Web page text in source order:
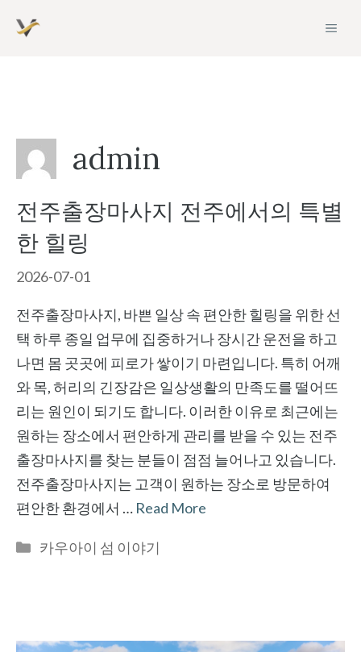
admin
전주출장마사지 전주에서의 특별
한 힐링
2026-07-01
전주출장마사지, 바쁜 일상 속 편안한 힐링을 위한 선
택 하루 종일 업무에 집중하거나 장시간 운전을 하고
나면 몸 곳곳에 피로가 쌓이기 마련입니다. 특히 어깨
와 목, 허리의 긴장감은 일상생활의 만족도를 떨어뜨
리는 원인이 되기도 합니다. 이러한 이유로 최근에는
원하는 장소에서 편안하게 관리를 받을 수 있는 전주
출장마사지를 찾는 분들이 점점 늘어나고 있습니다.
전주출장마사지는 고객이 원하는 장소로 방문하여
편안한 환경에서 … Read More
Categories
카우아이 섬 이야기